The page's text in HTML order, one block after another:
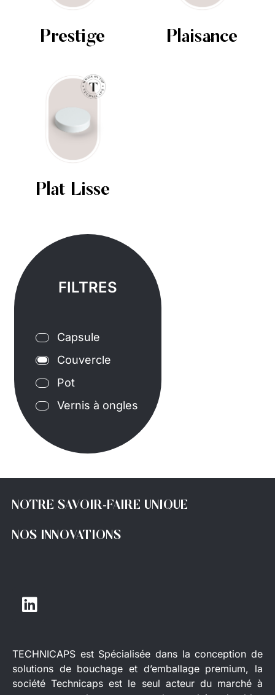
FILTRES
Capsule
Couvercle
Pot
Vernis à ongles
Prestige Plaisance
Plat Lisse
NOTRE SAVOIR-FAIRE UNIQUE
NOS INNOVATIONS
TECHNICAPS est Spécialisée dans la conception de
solutions de bouchage et d’emballage premium, la
société Technicaps est le seul acteur du marché à